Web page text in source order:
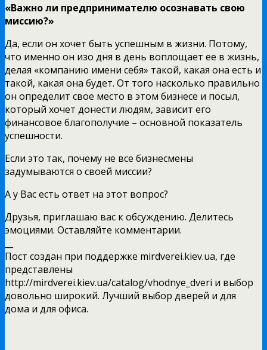
«Важно ли предпринимателю осознавать свою
миссию?»
Да, если он хочет быть успешным в жизни. Потому,
что именно он изо дня в день воплощает ее в жизнь,
делая «компанию имени себя» такой, какая она есть и
такой, какая она будет. От того насколько правильно
он определит свое место в этом бизнесе и посыл,
который хочет донести людям, зависит его
финансовое благополучие – основной показатель
успешности.
Если это так, почему не все бизнесмены
задумываются о своей миссии?
А у Вас есть ответ на этот вопрос?
Друзья, приглашаю вас к обсуждению. Делитесь
эмоциями. Оставляйте комментарии.
Пост создан при поддержке mirdverei.kiev.ua, где
представлены
http://mirdverei.kiev.ua/catalog/vhodnye_dveri и выбор
довольно широкий. Лучший выбор дверей и для
дома и для офиса.